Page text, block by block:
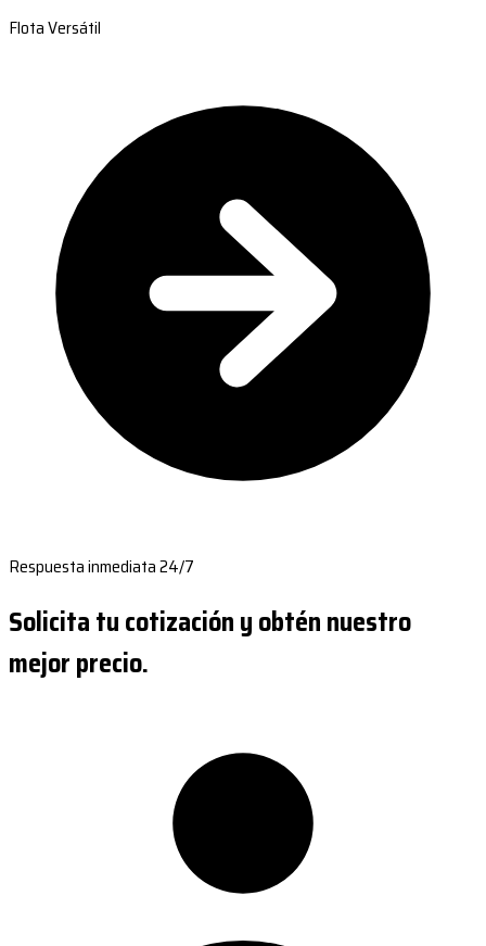
Flota Versátil
Respuesta inmediata 24/7
Solicita tu cotización y obtén nuestro
mejor precio.